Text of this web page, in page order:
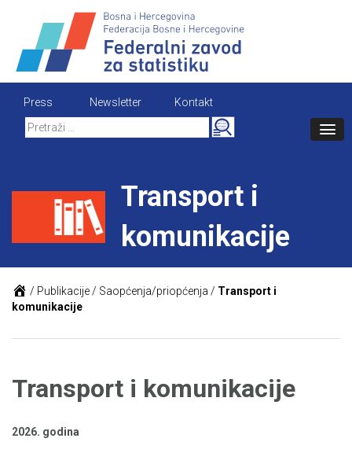
content
Press Newsletter
Kontakt
Search
for:
Transport i
komunikacije
/ Publikacije/ Saopćenja/priopćenja / Transport i
komunikacije
Transport i komunikacije
2026. godina